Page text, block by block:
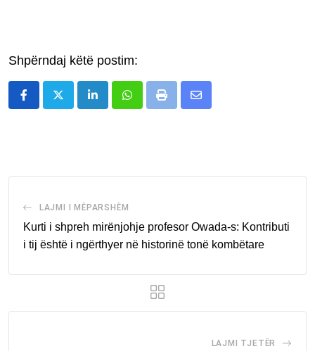
Shpërndaj këtë postim:
LinkedInWhatsappPrint
Share
LAJMI I MËPARSHËM
Kurti i shpreh mirënjohje profesor Owada-s: Kontributi
i tij është i ngërthyer në historinë tonë kombëtare
LAJMI TJETËR